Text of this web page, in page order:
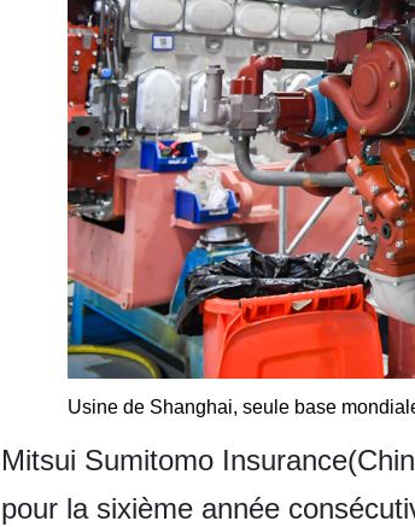
Usine de Shanghai, seule base
Mitsui Sumitomo
pour la sixième année